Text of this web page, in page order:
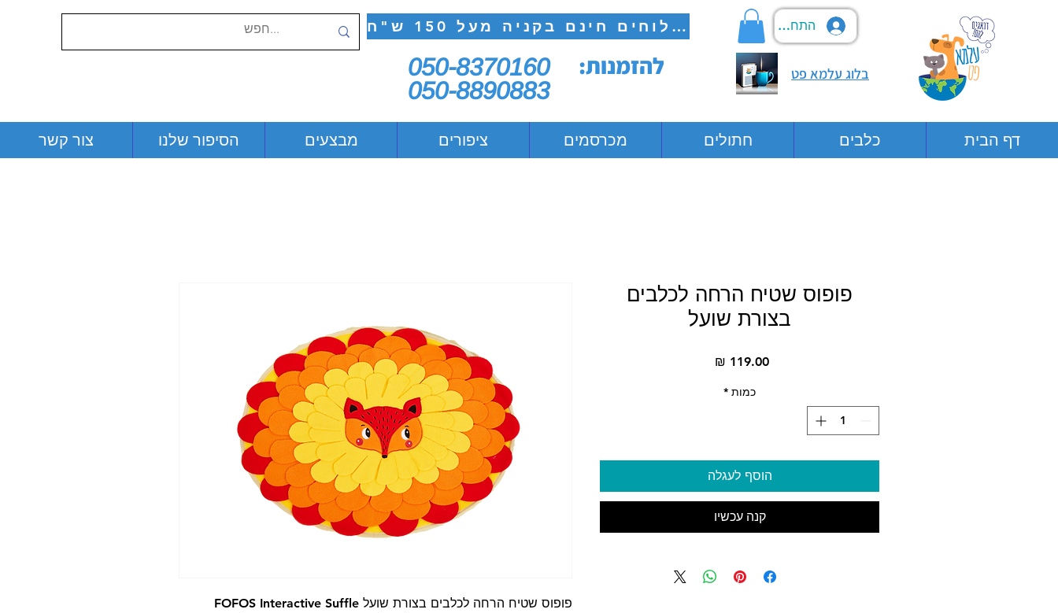
משלוחים חינם בקניה מעל 150 ש"ח
050-8370160
050-8890883
להזמנות:
התחבר
בלוג עלמא פט
צור קשר הסיפור שלנו מבצעים ציפורים מכרסמים חתולים כלבים דף הבית
פופוס שטיח הרחה לכלבים בצורת שועל FOFOS Interactive Suffle
פופוס שטיח הרחה לכלבים
בצורת שועל
‏119.00 ‏₪
כמות *
הוסף לעגלה
קנה עכשיו